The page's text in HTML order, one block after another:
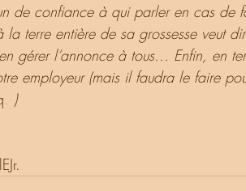
de confiance à qui parler en cas de
terre entière de sa grossesse veut
gérer l’annonce à tous... Enfin, en
employeur (mais il faudra le faire
. )